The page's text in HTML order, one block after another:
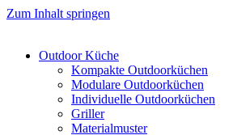
Zum Inhalt springen
Outdoor Küche
Kompakte Outdoorküchen
Modulare Outdoorküchen
Individuelle Outdoorküchen
Griller
Materialmuster